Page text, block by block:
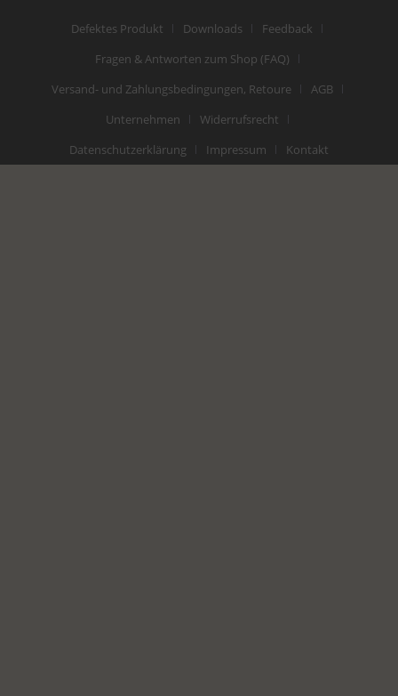
Defektes Produkt Downloads
Feedback
Fragen & Antworten zum Shop (FAQ)
Versand- und Zahlungsbedingungen, Retoure
AGB
Unternehmen
Widerrufsrecht
Datenschutzerklärung
Impressum Kontakt